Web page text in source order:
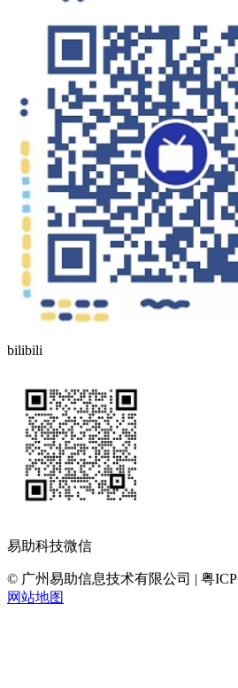
bilibili
易助科技微信
© 广州易助信息技术有限公司 | 粤ICP
网站地图